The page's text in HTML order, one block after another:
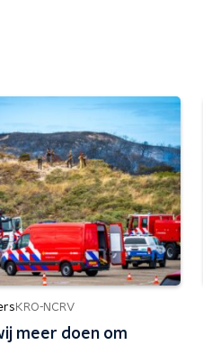
KRO-NCRV
meer doen om